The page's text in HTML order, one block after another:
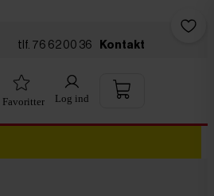
tlf. 76 62 00 36 Kontakt
Favoritter Log ind